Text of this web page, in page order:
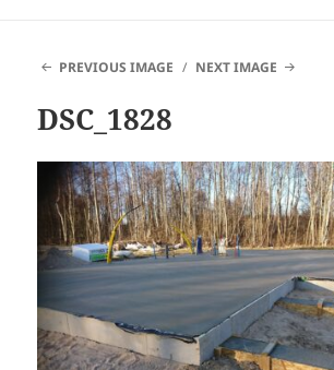
PREVIOUS IMAGE NEXT IMAGE
DSC_1828